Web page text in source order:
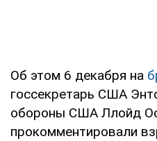
Об этом 6 декабря на
госсекретарь США
обороны США Ллойд
прокомментировали